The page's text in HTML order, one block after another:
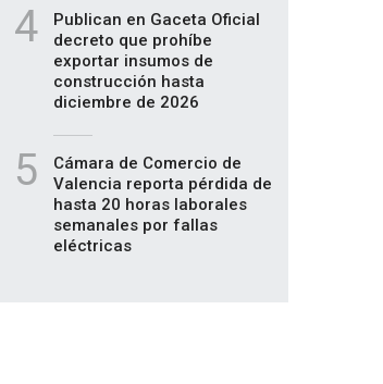
4
Publican en Gaceta Oficial
decreto que prohíbe
exportar insumos de
construcción hasta
diciembre de 2026
5
Cámara de Comercio de
Valencia reporta pérdida de
hasta 20 horas laborales
semanales por fallas
eléctricas